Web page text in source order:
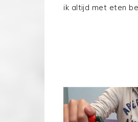
ik altijd met eten